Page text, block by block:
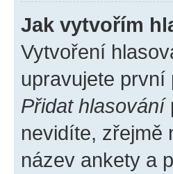
Jak vytvořím
Vytvoření
upravujete
Přidat hlasování
nevidíte, zřejmě
název ankety a